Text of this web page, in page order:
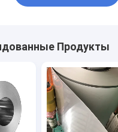
Продукты